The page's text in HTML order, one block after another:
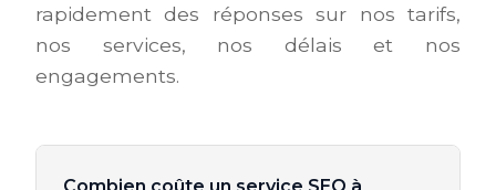
rapidement des réponses sur nos tarifs,
nos services, nos délais et nos
engagements.
Combien coûte un service SEO à